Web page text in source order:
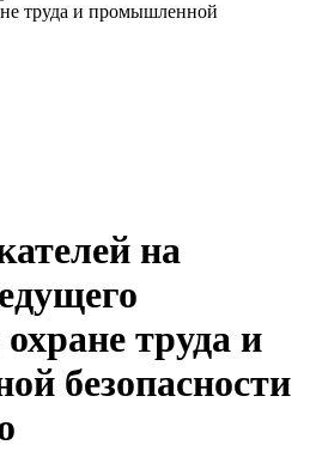
труда и промышленной
на
труда и
безопасности